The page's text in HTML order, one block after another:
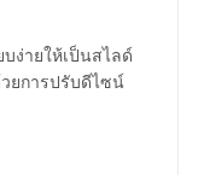
ง่ายให้เป็นสไลด์
ยการปรับดีไซน์